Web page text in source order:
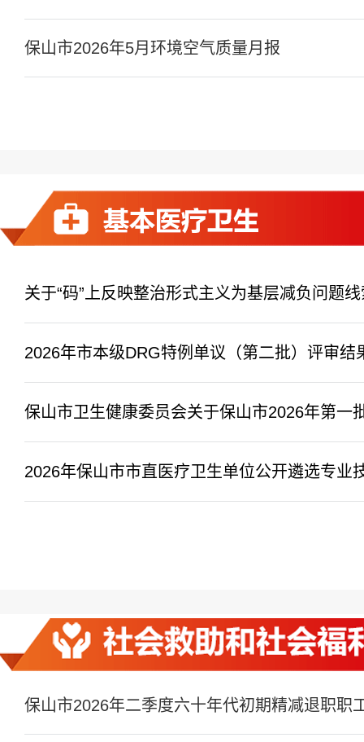
保山市2026年5月环境空气质量月报
关于“码”上反映整治形式主义为基层减负问题
2026年市本级DRG特例单议（第二批）评审结
保山市卫生健康委员会关于保山市2026年第一
2026年保山市市直医疗卫生单位公开遴选专业
保山市2026年二季度六十年代初期精减退职职